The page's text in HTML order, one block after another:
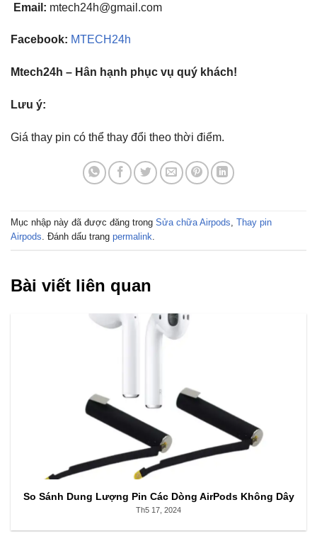
Email: mtech24h@gmail.com
Facebook: MTECH24h
Mtech24h – Hân hạnh phục vụ quý khách!
Lưu ý:
Giá thay pin có thể thay đổi theo thời điểm.
Mục nhập này đã được đăng trong Sửa chữa Airpods, Thay pin
Airpods. Đánh dấu trang permalink.
Bài viết liên quan
So Sánh Dung Lượng Pin Các Dòng AirPods Không Dây
Th5 17, 2024